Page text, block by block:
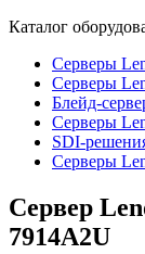
Каталог
Серверы
Серверы
Блейд-
Cерверы
SDI-
Серверы
Сервер
7914A2U